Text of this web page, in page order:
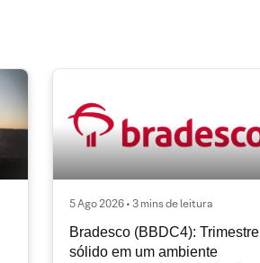
5 Ago 2026 • 3 mins de leitura
Bradesco (BBDC4): Trimestre
sólido em um ambiente